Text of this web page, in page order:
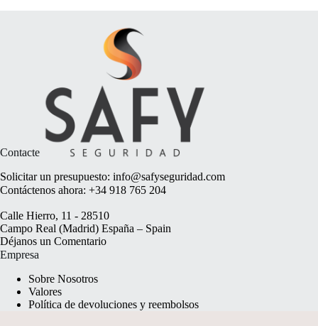
Contacte
Solicitar un presupuesto: info@safyseguridad.com
Contáctenos ahora: +34 918 765 204
Calle Hierro, 11 - 28510
Campo Real (Madrid) España – Spain
Déjanos un Comentario
Empresa
Sobre Nosotros
Valores
Política de devoluciones y reembolsos